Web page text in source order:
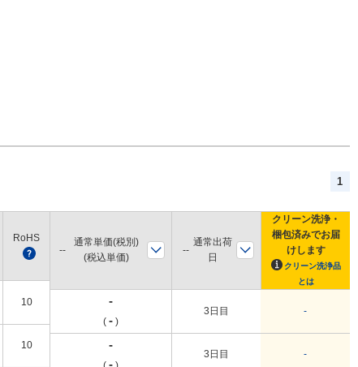
1
RoHS
?
最小発
注数量
10
10
通常単価(税別)
(税込単価)
通常出荷
日
クリーン洗浄・
梱包済みでお届
けします
クリーン洗浄品
とは
-
( - )
3日目 -
-
-
3日目 -